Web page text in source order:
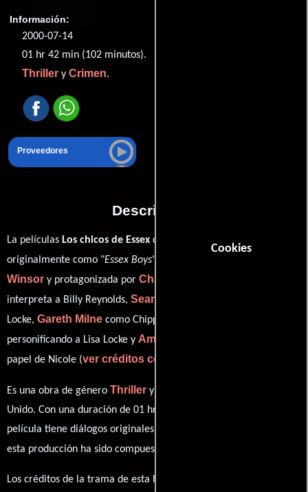
Cookies
Información:
2000-07-14
01 hr 42 min (102 minutos).
Thriller y Crimen.
Proveedores
Descripción
La películas Los chicos de Essex del año 2000, conocida
originalmente como "Essex Boys", está dirigida por
Winsor y protagonizada por Charlie Creed-Miles
interpreta a Billy Reynolds, Sean Bean
Locke, Gareth Milne como Chippy,
personificando a Lisa Locke y Amelia Lowdell
papel de Nicole (ver créditos completos
Es una obra de género Thriller y
Unido. Con una duración de 01 hr 42 min (102 minutos), esta
película tiene diálogos originales en
esta producción ha sido compuesta por
Los créditos de la trama de esta historia están divididos entre